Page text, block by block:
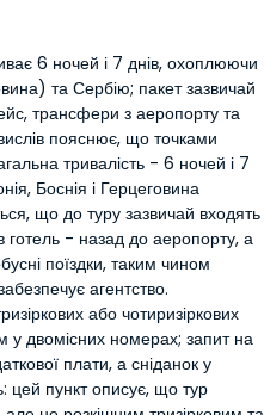
6 ночей і 7 днів, охоплюючи
та Сербію; пакет зазвичай
трансфери з аеропорту та
пояснює, що точками
тривалість - 6 ночей і 7
Боснія і Герцеговина
що до туру зазвичай входять
- назад до аеропорту, а
поїздки, таким чином
агентство.
або чотиризіркових
у двомісних номерах; запит на
плати, а сніданок у
цей пункт описує, що тур